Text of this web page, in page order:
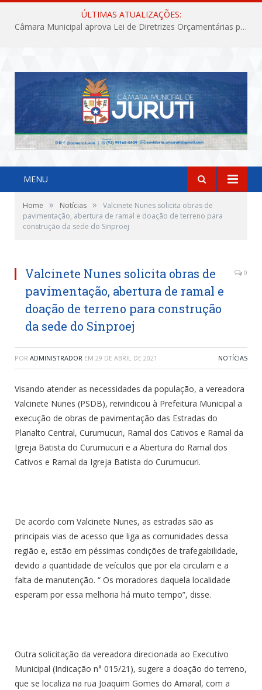
ÚLTIMAS ATUALIZAÇÕES:
Câmara Municipal aprova Lei de Diretrizes Orçamentárias para o exercício financeiro de 2027
MENU
Home » Notícias »
Valcinete Nunes solicita obras de
pavimentação, abertura de ramal e doação de terreno para
construção da sede do Sinproej
Valcinete Nunes solicita obras de
pavimentação, abertura de ramal e
doação de terreno para construção
da sede do Sinproej
0
POR ADMINISTRADOR EM 29 DE ABRIL DE 2021 NOTÍCIAS
Visando atender as necessidades da população, a vereadora
Valcinete Nunes (PSDB), reivindicou à Prefeitura Municipal a
execução de obras de pavimentação das Estradas do
Planalto Central, Curumucuri, Ramal dos Cativos e Ramal da
Igreja Batista do Curumucuri e a Abertura do Ramal dos
Cativos e Ramal da Igreja Batista do Curumucuri.
De acordo com Valcinete Nunes, as estradas são as
principais vias de acesso que liga as comunidades dessa
região e, estão em péssimas condições de trafegabilidade,
devido a quantidade de veículos que por ela circulam e a
falta de manutenção. “ Os moradores daquela localidade
esperam por essa melhoria há muito tempo”, disse.
Outra solicitação da vereadora direcionada ao Executivo
Municipal (Indicação n° 015/21), sugere a doação do terreno,
que se localiza na rua Joaquim Gomes do Amaral, com a